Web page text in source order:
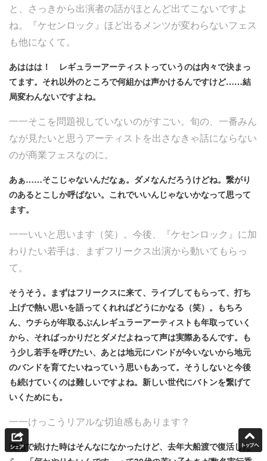
と、さっきから出演者の話がほとんど出てこないですよ
ね。『ケセンロック』ほど出るメンツが変わらないフェス
も他になくて。
あははは！ レギュラーアーティストっていうのは内々で決まっ
てます。それ以外のところで何組かは声かけるんですけど……結
局変わんないですよね。
一一そこを問題視していないのがすごい。旬の、一番みん
なが見たいと思うアーティストを出さなきゃ話にならない
のが商業フェスなのに。
あぁ……そこじゃないんだなぁ。ダメなんだろうけどね。繋がり
のあるとこしか呼ばない。これでいいんじゃないかなって思って
ます。
一一いいと思います（笑）。今後、『ケセンロック』に加
わりたい若手は、まずフリークス出演から動いてもらっ
て。
そうそう。まずはフリークスに来て、ライブしてもらって、打ち
上げで熱い思いを語ってくれればどうにかなる（笑）。もちろ
ん、ウチらが年取るぶんレギュラーアーティストも年取っていく
から、そればっかりだとダメだよねって声は実際あるんです。も
う少し若手を呼びたい、あとは地元にバンドが今いないから地元
のバンドを育てたいねっていう思いもあって。そうしないと今後
も続けていくのは難しいですよね。新しい世代にバトンを繋げて
いくためにも。
一一けっこうリアルな切迫感もあります？
種山で続けた時はそんなになかったけど、去年大船渡で復活した